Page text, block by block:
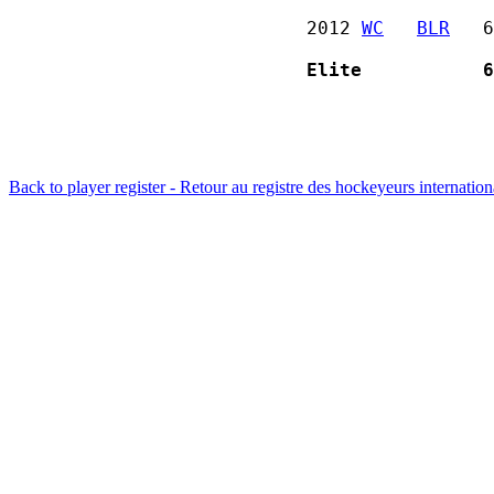
2012 WC BLR
Elite
Back to player register - Retour au registre des hockeyeurs